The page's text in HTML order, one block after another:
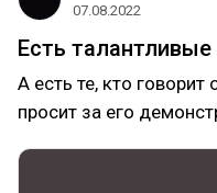
07.08.2022
Есть
А есть те, кто говорит
просит за его